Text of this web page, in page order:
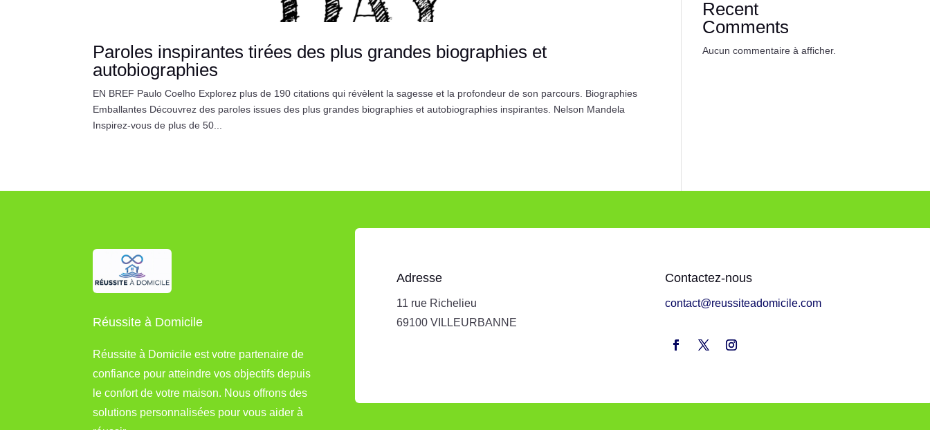
Paroles inspirantes tirées des plus grandes biographies et
autobiographies
EN BREF Paulo Coelho Explorez plus de 190 citations qui révèlent la sagesse et la profondeur de son parcours. Biographies
Emballantes Découvrez des paroles issues des plus grandes biographies et autobiographies inspirantes. Nelson Mandela
Inspirez-vous de plus de 50...
Recent
Comments
Aucun commentaire à afficher.
Réussite à Domicile
Réussite à Domicile est votre partenaire de
confiance pour atteindre vos objectifs depuis
le confort de votre maison. Nous offrons des
solutions personnalisées pour vous aider à
Adresse
11 rue Richelieu
69100 VILLEURBANNE
Contactez-nous
contact@reussiteadomicile.com